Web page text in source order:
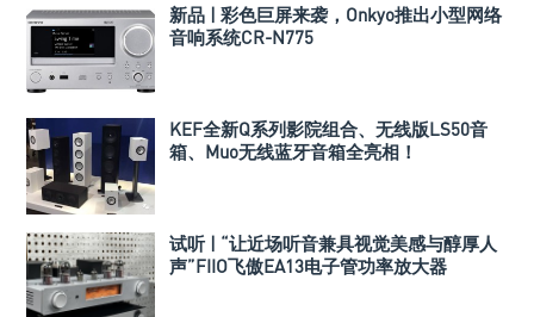
新品 | 彩色巨屏来袭，Onkyo推出小型网络
音响系统CR-N775
KEF全新Q系列影院组合、无线版LS50音
箱、Muo无线蓝牙音箱全亮相！
试听 | “让近场听音兼具视觉美感与醇厚人
声”FIIO飞傲EA13电子管功率放大器